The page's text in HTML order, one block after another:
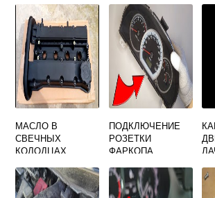
МАСЛО В
СВЕЧНЫХ
КОЛОДЦАХ
ЛАЧЕТТИ 1.6
ПОДКЛЮЧЕНИЕ
РОЗЕТКИ
ФАРКОПА
ЛАЧЕТТИ
УНИВЕРСАЛ